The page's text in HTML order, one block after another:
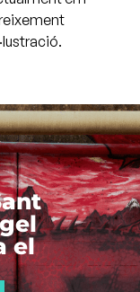
el